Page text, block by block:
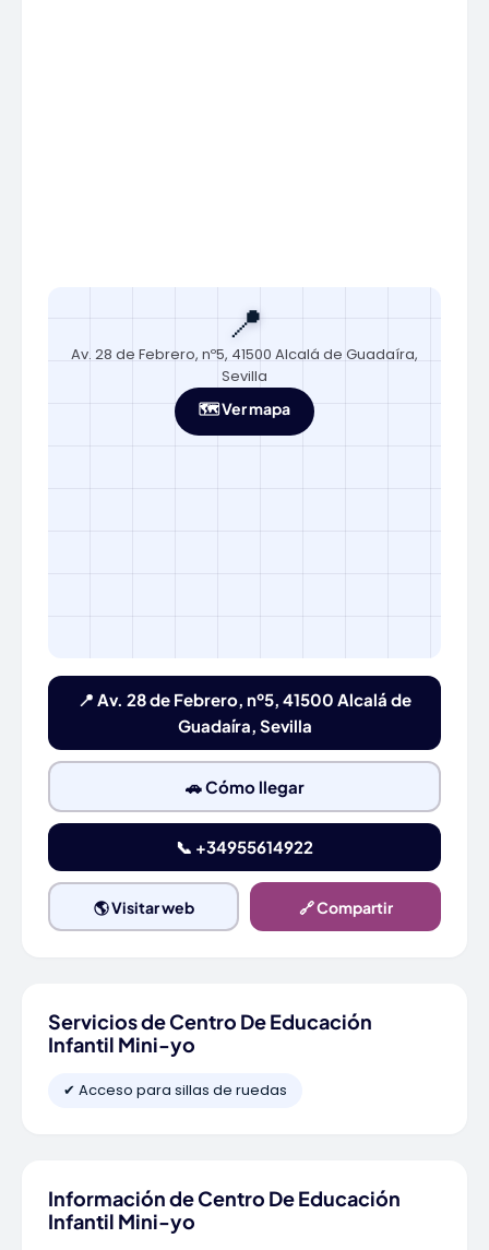
📍
Av. 28 de Febrero, nº5, 41500 Alcalá de Guadaíra,
Sevilla
🗺️ Ver mapa
📍 Av. 28 de Febrero, nº5, 41500 Alcalá de
Guadaíra, Sevilla
🚗 Cómo llegar
📞 +34955614922
🌎 Visitar web 🔗 Compartir
Servicios de Centro De Educación
Infantil Mini-yo
✔ Acceso para sillas de ruedas
Información de Centro De Educación
Infantil Mini-yo